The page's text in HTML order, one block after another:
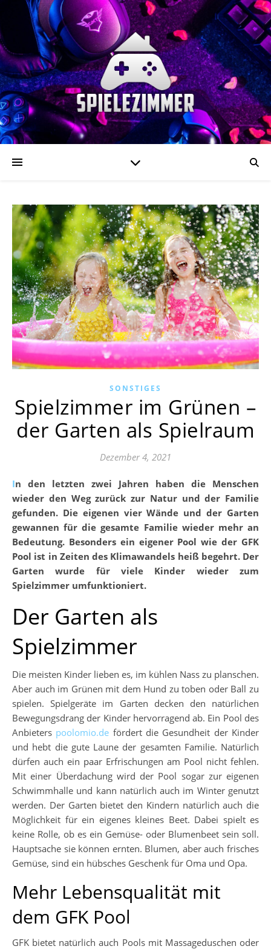
SONSTIGES
Spielzimmer im Grünen –
der Garten als Spielraum
Dezember 4, 2021
In den letzten zwei Jahren haben die Menschen
wieder den Weg zurück zur Natur und der Familie
gefunden. Die eigenen vier Wände und der Garten
gewannen für die gesamte Familie wieder mehr an
Bedeutung. Besonders ein eigener Pool wie der GFK
Pool ist in Zeiten des Klimawandels heiß begehrt. Der
Garten wurde für viele Kinder wieder zum
Spielzimmer umfunktioniert.
Der Garten als
Spielzimmer
Die meisten Kinder lieben es, im kühlen Nass zu planschen.
Aber auch im Grünen mit dem Hund zu toben oder Ball zu
spielen. Spielgeräte im Garten decken den natürlichen
Bewegungsdrang der Kinder hervorragend ab. Ein Pool des
Anbieters poolomio.de fördert die Gesundheit der Kinder
und hebt die gute Laune der gesamten Familie. Natürlich
dürfen auch ein paar Erfrischungen am Pool nicht fehlen.
Mit einer Überdachung wird der Pool sogar zur eigenen
Schwimmhalle und kann natürlich auch im Winter genutzt
werden. Der Garten bietet den Kindern natürlich auch die
Möglichkeit für ein eigenes kleines Beet. Dabei spielt es
keine Rolle, ob es ein Gemüse- oder Blumenbeet sein soll.
Hauptsache sie können ernten. Blumen, aber auch frisches
Gemüse, sind ein hübsches Geschenk für Oma und Opa.
Mehr Lebensqualität mit
dem GFK Pool
GFK bietet natürlich auch Pools mit Massageduschen oder